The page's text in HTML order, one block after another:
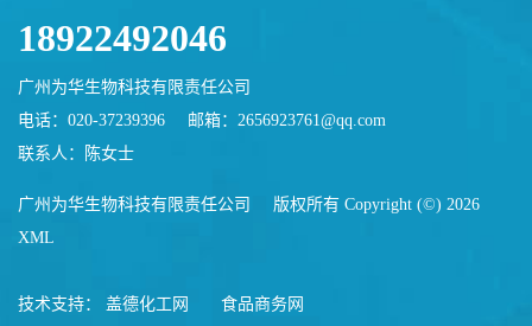
18922492046
广州为华生物科技有限责任公司
电话：020-37239396
邮箱： 2656923761@qq.com
联系人：陈女士
广州为华生物科技有限责任公司
版权所有 Copyright (©) 2026
XML
技术支持： 盖德化工网 食品商务网